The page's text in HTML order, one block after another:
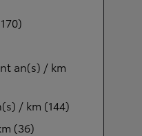
an(s) / km
/ km (144)
(36)